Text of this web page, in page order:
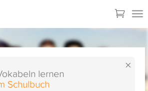
×
lernen
Schulbuch